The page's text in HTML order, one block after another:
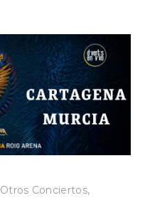
Otros Conciertos,